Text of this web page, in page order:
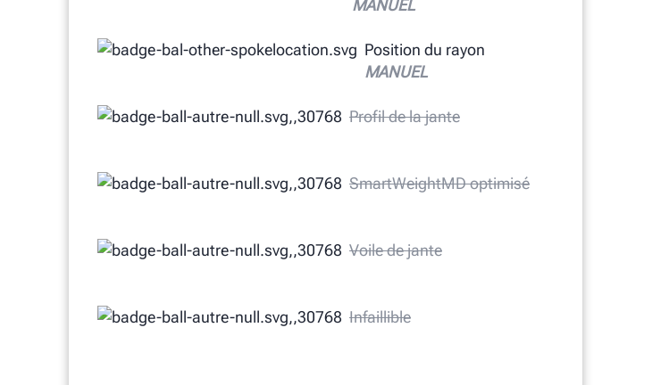
MANUEL
Position du rayon
MANUEL
Profil de la jante
SmartWeightMD optimisé
Voile de jante
Infaillible